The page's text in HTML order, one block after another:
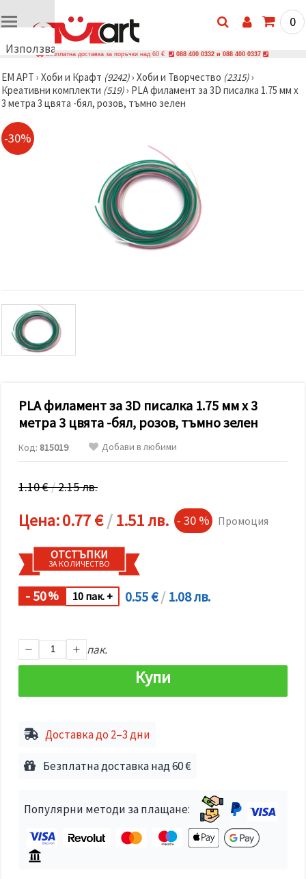
Използваме
🍪
Използваме
бисквитки
технологии,
за да
осигурим
показваме
релевантно
съдържание
и реклами,
включително
с помощта
маркетинг.
Можеш да
съгласиш
всички
"бисквитки"
натиснеш
"Приеми
посочиш
предпочитанията
"Настройки",
"бисквитки"
и кликнеш
бутона
всички
на
0
Безплатна доставка за поръчки над 60 € 088 400 0332 и 088 400 0337
ЕМ АРТ › Хоби и Крафт (9242)› Хоби и Творчество (2315)›
Креативни комплекти (519)› PLA филамент за 3D писалка 1.75 мм x
3 метра 3 цвята -бял, розов, тъмно зелен
-30%
PLA филамент за 3D писалка 1.75 мм x 3
метра 3 цвята -бял, розов, тъмно зелен
Код: 815019 Добави в любими
1.10 €/2.15 лв.
Цена:0.77 €/1.51 лв. - 30 % Промоция
ОТСТЪПКИ
ЗА КОЛИЧЕСТВО
- 50% 10 пак. + 0.55 €/ 1.08 лв.
пак.
Купи
Доставка до 2–3 дни
Безплатна доставка над 60 €
Популярни методи за плащане: